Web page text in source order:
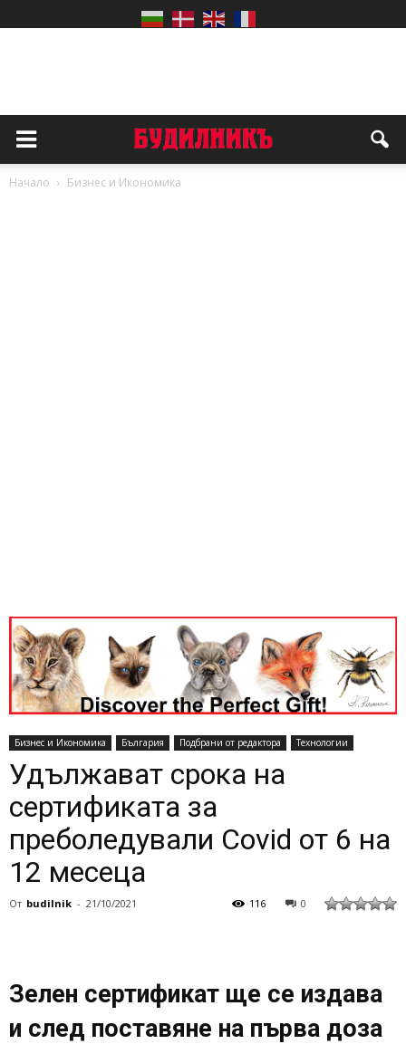
Начало Бизнес и Икономика
Бизнес и Икономика България Подбрани от редактора Технологии
Удължават срока на
сертификата за
преболедували Covid от 6 на
12 месеца
От budilnik - 21/10/2021 0
116
Зелен сертификат ще се издава
и след поставяне на първа доза